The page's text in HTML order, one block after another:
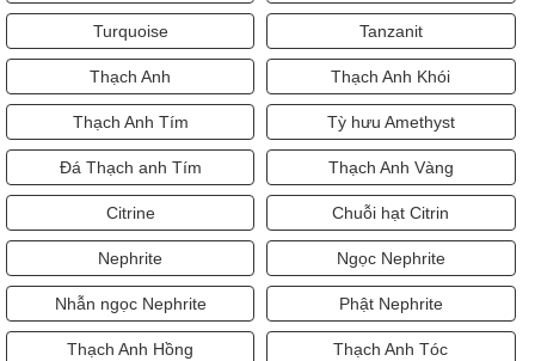
Turquoise Tanzanit
Thạch Anh Thạch Anh Khói
Thạch Anh Tím Tỳ hưu Amethyst
Đá Thạch anh Tím Thạch Anh Vàng
Citrine Chuỗi hạt Citrin
Nephrite Ngọc Nephrite
Nhẫn ngọc Nephrite Phật Nephrite
Thạch Anh Hồng Thạch Anh Tóc